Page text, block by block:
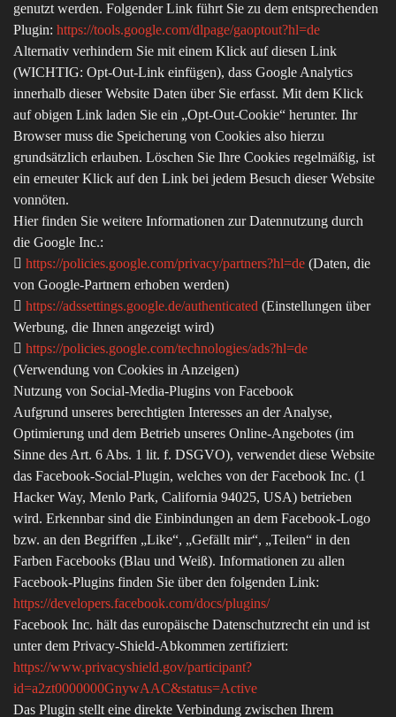
genutzt werden. Folgender Link führt Sie zu dem entsprechenden
Plugin: https://tools.google.com/dlpage/gaoptout?hl=de
Alternativ verhindern Sie mit einem Klick auf diesen Link
(WICHTIG: Opt-Out-Link einfügen), dass Google Analytics
innerhalb dieser Website Daten über Sie erfasst. Mit dem Klick
auf obigen Link laden Sie ein „Opt-Out-Cookie“ herunter. Ihr
Browser muss die Speicherung von Cookies also hierzu
grundsätzlich erlauben. Löschen Sie Ihre Cookies regelmäßig, ist
ein erneuter Klick auf den Link bei jedem Besuch dieser Website
vonnöten.
Hier finden Sie weitere Informationen zur Datennutzung durch
die Google Inc.:
 https://policies.google.com/privacy/partners?hl=de (Daten, die
von Google-Partnern erhoben werden)
 https://adssettings.google.de/authenticated (Einstellungen über
Werbung, die Ihnen angezeigt wird)
 https://policies.google.com/technologies/ads?hl=de
(Verwendung von Cookies in Anzeigen)
Nutzung von Social-Media-Plugins von Facebook
Aufgrund unseres berechtigten Interesses an der Analyse,
Optimierung und dem Betrieb unseres Online-Angebotes (im
Sinne des Art. 6 Abs. 1 lit. f. DSGVO), verwendet diese Website
das Facebook-Social-Plugin, welches von der Facebook Inc. (1
Hacker Way, Menlo Park, California 94025, USA) betrieben
wird. Erkennbar sind die Einbindungen an dem Facebook-Logo
bzw. an den Begriffen „Like“, „Gefällt mir“, „Teilen“ in den
Farben Facebooks (Blau und Weiß). Informationen zu allen
Facebook-Plugins finden Sie über den folgenden Link:
https://developers.facebook.com/docs/plugins/
Facebook Inc. hält das europäische Datenschutzrecht ein und ist
unter dem Privacy-Shield-Abkommen zertifiziert:
https://www.privacyshield.gov/participant?
id=a2zt0000000GnywAAC&status=Active
Das Plugin stellt eine direkte Verbindung zwischen Ihrem